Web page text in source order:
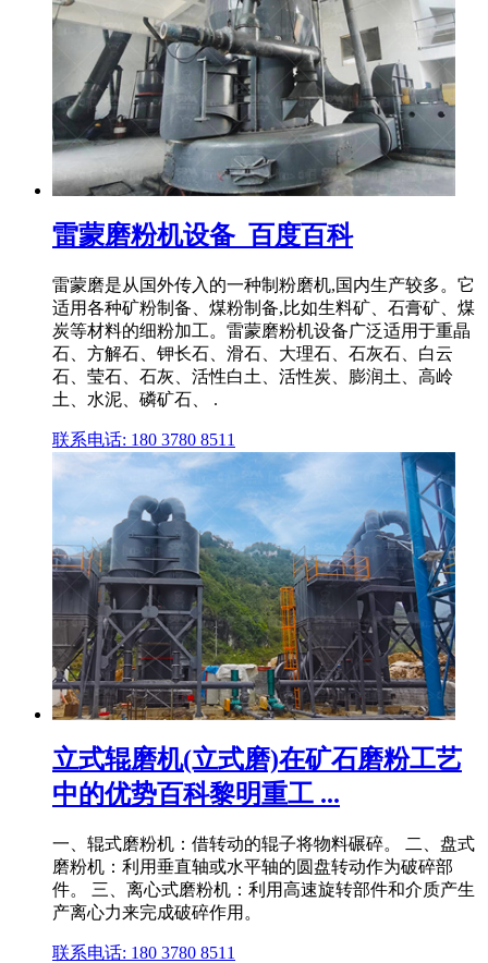
雷蒙磨粉机设备_百度百科
雷蒙磨是从国外传入的一种制粉磨机,国内生产较多。它
适用各种矿粉制备、煤粉制备,比如生料矿、石膏矿、煤
炭等材料的细粉加工。雷蒙磨粉机设备广泛适用于重晶
石、方解石、钾长石、滑石、大理石、石灰石、白云
石、莹石、石灰、活性白土、活性炭、膨润土、高岭
土、水泥、磷矿石、 .
联系电话: 180 3780 8511
立式辊磨机(立式磨)在矿石磨粉工艺
中的优势百科黎明重工 ...
一、辊式磨粉机：借转动的辊子将物料碾碎。 二、盘式
磨粉机：利用垂直轴或水平轴的圆盘转动作为破碎部
件。 三、离心式磨粉机：利用高速旋转部件和介质产生
产离心力来完成破碎作用。
联系电话: 180 3780 8511